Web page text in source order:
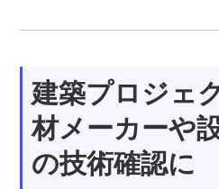
建築プロジェ
材メーカーや
の技術確認に